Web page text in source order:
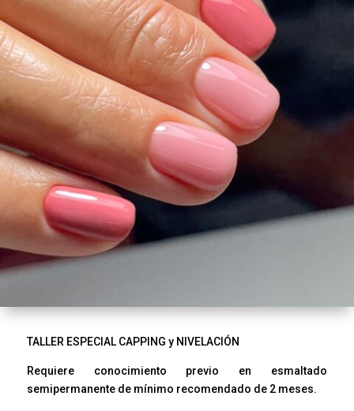
TALLER ESPECIAL CAPPING y NIVELACIÓN
Requiere conocimiento previo en esmaltado
semipermanente de mínimo recomendado de 2 meses.